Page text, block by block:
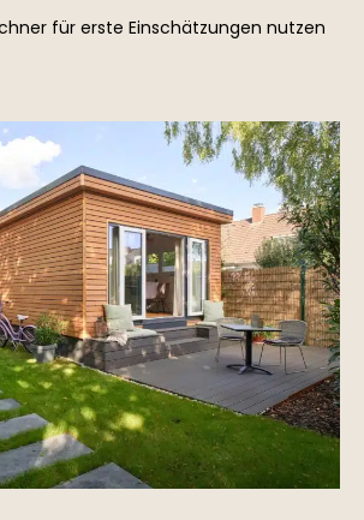
für erste Einschätzungen nutzen